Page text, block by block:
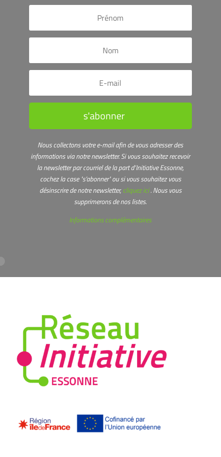
s'abonner
Nous collectons votre e-mail afin de vous adresser des
informations via notre newsletter.Si vous souhaitez recevoir
la newsletter par courriel de la part d’Initiative Essonne,
cochez la case "s'abonner" ou si vous souhaitez vous
désinscrire de notre newsletter,cliquez ici. Nous vous
supprimerons de nos listes.
Informations complémentaires